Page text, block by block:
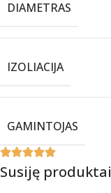
DIAMETRAS
IZOLIACIJA
GAMINTOJAS
Susiję produktai